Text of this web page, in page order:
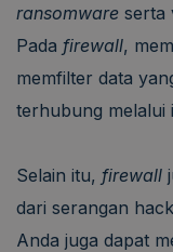
ransomware serta
Pada firewall,
memfilter data
terhubung melalui
Selain itu, firewall
dari serangan
Anda juga dapat